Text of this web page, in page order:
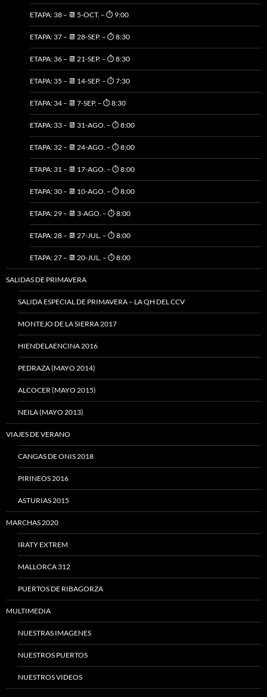
ETAPA: 38 – 📆 5-OCT. – ⏱️ 9:00
ETAPA: 37 – 📆 28-SEP. – ⏱️ 8:30
ETAPA: 36 – 📆 21-SEP. – ⏱️ 8:30
ETAPA: 35 – 📆 14-SEP. – ⏱️ 7:30
ETAPA: 34 – 📆 7-SEP. – ⏱️ 8:30
ETAPA: 33 – 📆 31-AGO. – ⏱️ 8:00
ETAPA: 32 – 📆 24-AGO. – ⏱️ 8:00
ETAPA: 31 – 📆 17-AGO. – ⏱️ 8:00
ETAPA: 30 – 📆 10-AGO. – ⏱️ 8:00
ETAPA: 29 – 📆 3-AGO. – ⏱️ 8:00
ETAPA: 28 – 📆 27-JUL. – ⏱️ 8:00
ETAPA: 27 – 📆 20-JUL. – ⏱️ 8:00
SALIDAS DE PRIMAVERA
SALIDA ESPECIAL DE PRIMAVERA – LA QH DEL CCV
MONTEJO DE LA SIERRA 2017
HIENDELAENCINA 2016
PEDRAZA (MAYO 2014)
ALCOCER (MAYO 2015)
NEILA (MAYO 2013)
VIAJES DE VERANO
CANGAS DE ONIS 2018
PIRINEOS 2016
ASTURIAS 2015
MARCHAS 2020
IRATY EXTREM
MALLORCA 312
PUERTOS DE RIBAGORZA
MULTIMEDIA
NUESTRAS IMAGENES
NUESTROS PUERTOS
NUESTROS VIDEOS